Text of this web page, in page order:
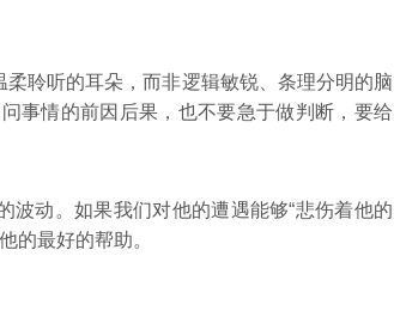
聆听的耳朵，而非逻辑敏锐、条理分明的脑
事情的前因后果，也不要急于做判断，要给
动。如果我们对他的遭遇能够“悲伤着他的
的最好的帮助。